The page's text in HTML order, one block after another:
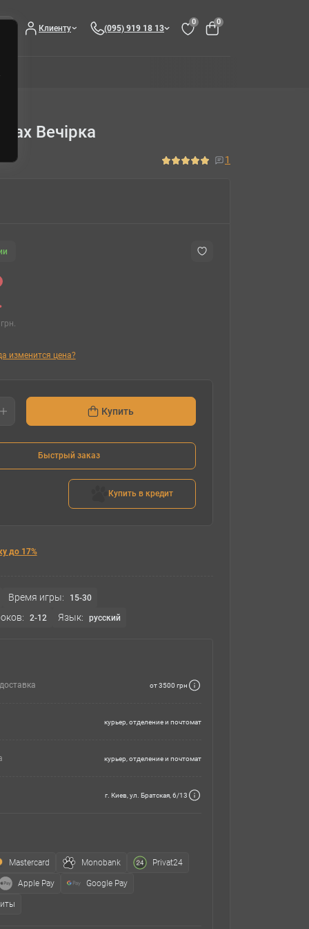
Клиенту (095) 919 18 13
0 0
Вечірка
1
изменится цена?
Купить
Быстрый заказ
Купить в кредит
до 17%
Время игры: 15-30
2-12 Язык: русский
от 3500 грн
курьер, отделение и почтомат
курьер, отделение и почтомат
г. Киев, ул. Братская, 6/13
Mastercard Monobank Privat24
Apple Pay Google Pay